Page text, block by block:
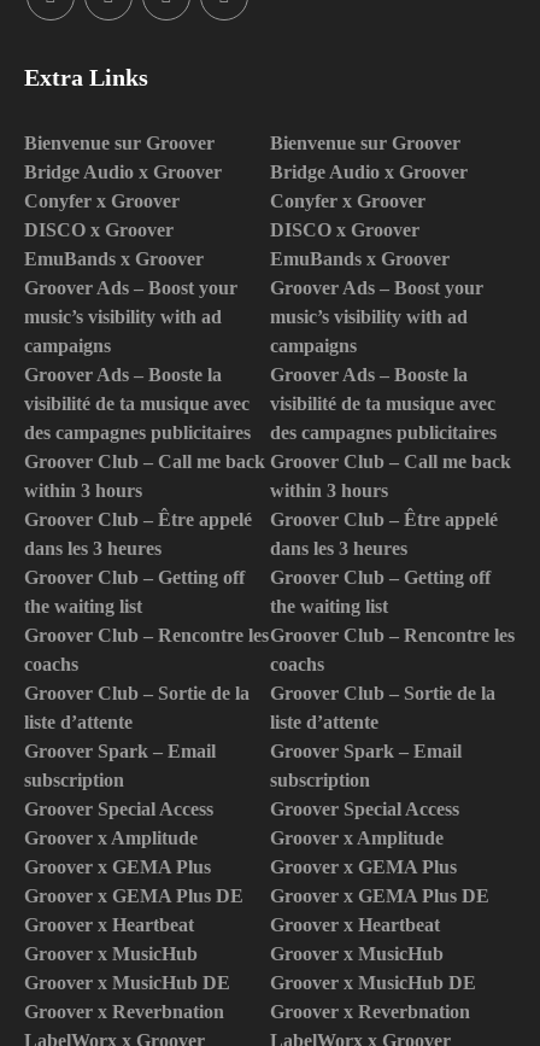
Extra Links
Bienvenue sur Groover
Bridge Audio x Groover
Conyfer x Groover
DISCO x Groover
EmuBands x Groover
Groover Ads – Boost your
music’s visibility with ad
campaigns
Groover Ads – Booste la
visibilité de ta musique avec
des campagnes publicitaires
Groover Club – Call me back
within 3 hours
Groover Club – Être appelé
dans les 3 heures
Groover Club – Getting off
the waiting list
Groover Club – Rencontre les
coachs
Groover Club – Sortie de la
liste d’attente
Groover Spark – Email
subscription
Groover Special Access
Groover x Amplitude
Groover x GEMA Plus
Groover x GEMA Plus DE
Groover x Heartbeat
Groover x MusicHub
Groover x MusicHub DE
Groover x Reverbnation
LabelWorx x Groover
Bienvenue sur Groover
Bridge Audio x Groover
Conyfer x Groover
DISCO x Groover
EmuBands x Groover
Groover Ads – Boost your
music’s visibility with ad
campaigns
Groover Ads – Booste la
visibilité de ta musique avec
des campagnes publicitaires
Groover Club – Call me back
within 3 hours
Groover Club – Être appelé
dans les 3 heures
Groover Club – Getting off
the waiting list
Groover Club – Rencontre les
coachs
Groover Club – Sortie de la
liste d’attente
Groover Spark – Email
subscription
Groover Special Access
Groover x Amplitude
Groover x GEMA Plus
Groover x GEMA Plus DE
Groover x Heartbeat
Groover x MusicHub
Groover x MusicHub DE
Groover x Reverbnation
LabelWorx x Groover